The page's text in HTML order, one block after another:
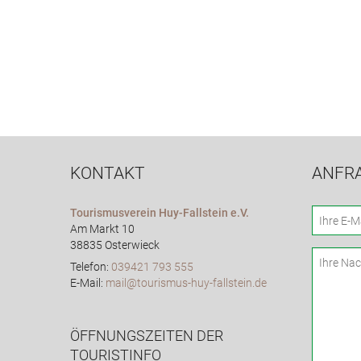
KONTAKT
Tourismusverein Huy-Fallstein e.V.
Am Markt 10
38835 Osterwieck
Telefon: 039421 793 555
E-Mail: mail@tourismus-huy-fallstein.de
ÖFFNUNGSZEITEN DER
TOURISTINFO